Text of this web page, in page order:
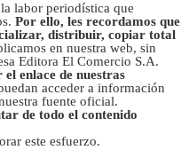
labor periodística que
Por ello, les recordamos que
distribuir, copiar total
en nuestra web, sin
Editora El Comercio S.A.
enlace de nuestras
acceder a información
fuente oficial.
de todo el contenido
este esfuerzo.